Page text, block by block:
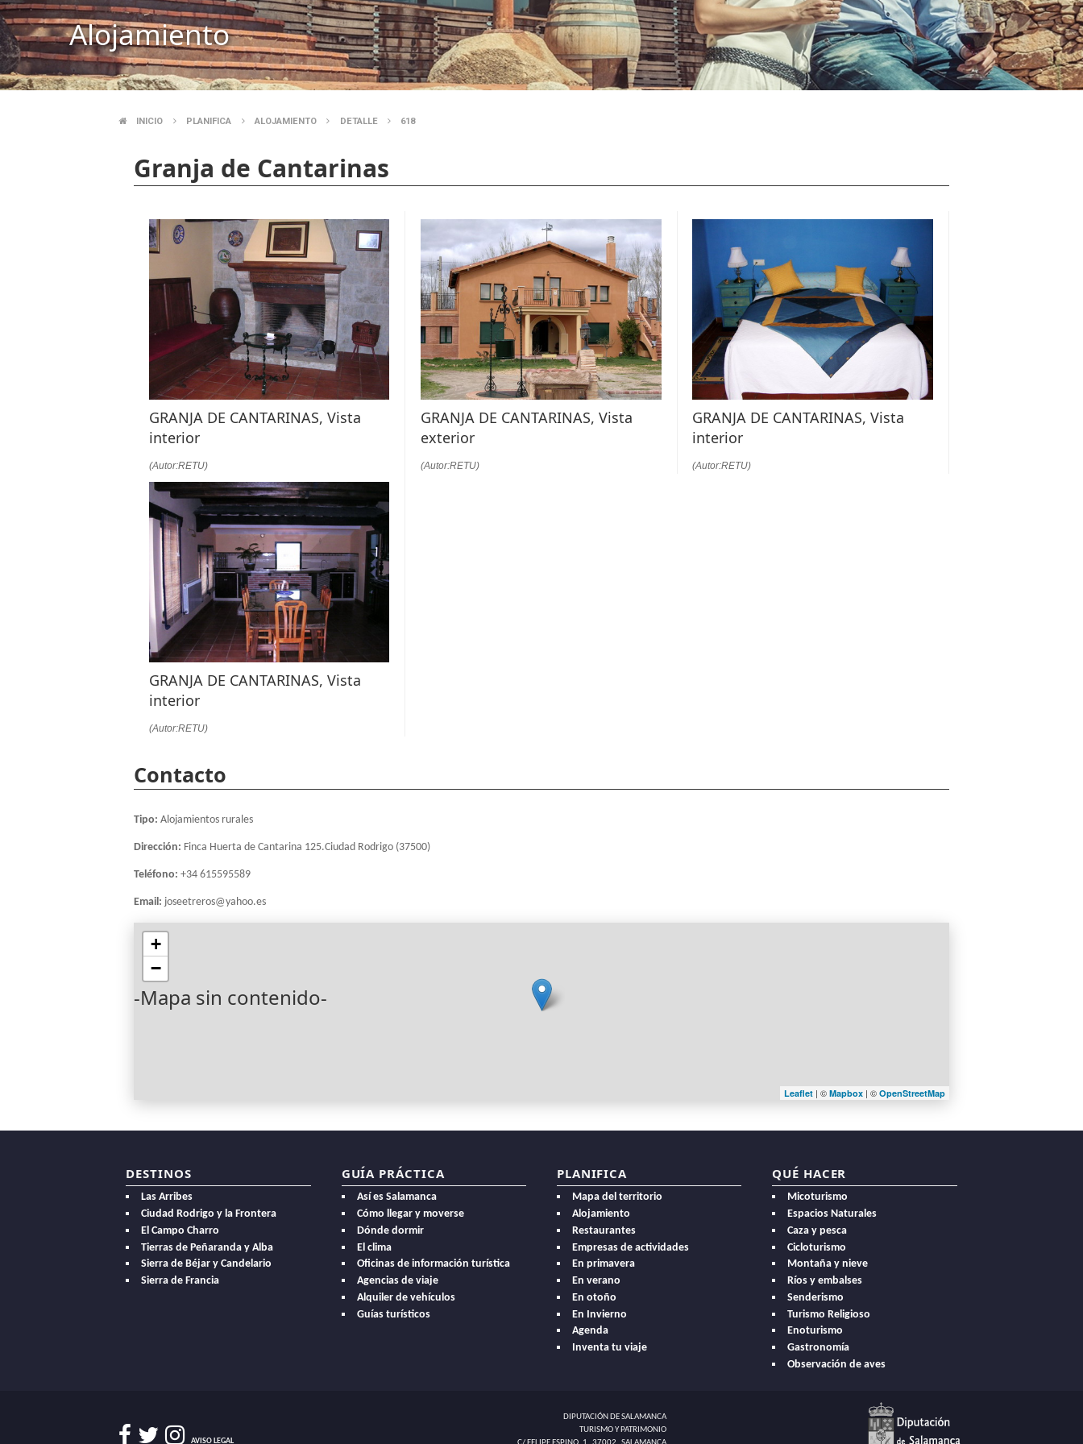
Alojamiento
ENLACES
AYUDA
NAVEGACIÓN
INICIO PLANIFICA ALOJAMIENTO DETALLE 618
Granja de Cantarinas
GRANJA DE CANTARINAS, Vista
interior
(Autor:RETU)
GRANJA DE CANTARINAS, Vista
exterior
(Autor:RETU)
GRANJA DE CANTARINAS, Vista
interior
(Autor:RETU)
GRANJA DE CANTARINAS, Vista
interior
(Autor:RETU)
Contacto
Tipo: Alojamientos rurales
Dirección: Finca Huerta de Cantarina 125.Ciudad Rodrigo (37500)
Teléfono: +34 615595589
Email: joseetreros@yahoo.es
-Mapa sin contenido-
+
−
Leaflet | ©Mapbox | ©OpenStreetMap
DESTINOS
Las Arribes
Ciudad Rodrigo y la Frontera
El Campo Charro
Tierras de Peñaranda y Alba
Sierra de Béjar y Candelario
Sierra de Francia
GUÍA PRÁCTICA
Así es Salamanca
Cómo llegar y moverse
Dónde dormir
El clima
Oficinas de información turística
Agencias de viaje
Alquiler de vehículos
Guías turísticos
PLANIFICA
Mapa del territorio
Alojamiento
Restaurantes
Empresas de actividades
En primavera
En verano
En otoño
En Invierno
Agenda
Inventa tu viaje
QUÉ HACER
Micoturismo
Espacios Naturales
Caza y pesca
Cicloturismo
Montaña y nieve
Ríos y embalses
Senderismo
Turismo Religioso
Enoturismo
Gastronomía
Observación de aves
DIPUTACIÓN DE SALAMANCA
TURISMO Y PATRIMONIO
AVISO LEGAL